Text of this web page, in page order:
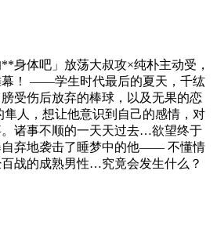
**身体吧」放荡大叔攻×纯朴主动受，
！ ——学生时代最后的夏天，千纮
受伤后放弃的棒球，以及无果的恋
人，想让他意识到自己的感情，对
诸事不顺的一天天过去…欲望终于
自弃地袭击了睡梦中的他—— 不懂情
战的成熟男性…究竟会发生什么？